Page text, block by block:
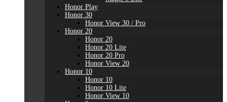
Honor Play
Honor 30
Honor View 30 / Pro
Honor 20
Honor 20
Honor 20 Lite
Honor 20 Pro
Honor View 20
Honor 10
Honor 10
Honor 10 Lite
Honor View 10